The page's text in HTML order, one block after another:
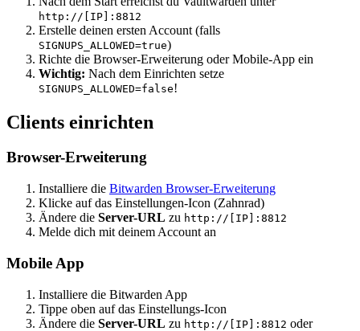
http://[IP]:8812
Erstelle deinen ersten Account (falls
SIGNUPS_ALLOWED=true)
Richte die Browser-Erweiterung oder Mobile-App ein
Wichtig: Nach dem Einrichten setze
SIGNUPS_ALLOWED=false!
Clients einrichten
Browser-Erweiterung
Installiere die Bitwarden Browser-Erweiterung
Klicke auf das Einstellungen-Icon (Zahnrad)
Ändere die Server-URL zu http://[IP]:8812
Melde dich mit deinem Account an
Mobile App
Installiere die Bitwarden App
Tippe oben auf das Einstellungs-Icon
Ändere die Server-URL zu http://[IP]:8812 oder